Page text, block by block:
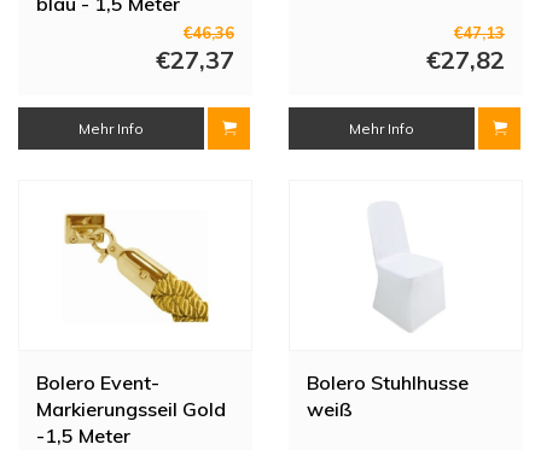
€46,36
€27,37
Mehr Info
€47,13
€27,82
Mehr Info
Bolero Event-
Markierungsseil Gold
-1,5 Meter
Bolero Stuhlhusse
weiß